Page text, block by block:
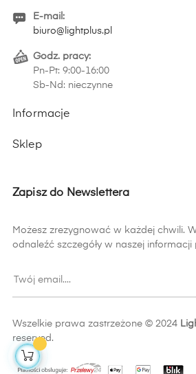
E-mail:
biuro@lightplus.pl
Godz. pracy:
Pn-Pt: 9:00-16:00
Sb-Nd: nieczynne
Informacje
Sklep
Zapisz do Newslettera
Możesz zrezygnować w każdej chwili.
odnaleźć szczegóły w naszej informacji
Wszelkie prawa zastrzeżone © 2024
reserved.